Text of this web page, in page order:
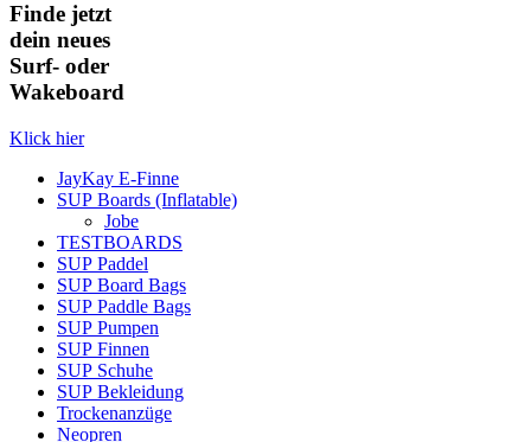
Finde jetzt
dein neues
Surf- oder
Wakeboard
Klick hier
JayKay E-Finne
SUP Boards (Inflatable)
Jobe
TESTBOARDS
SUP Paddel
SUP Board Bags
SUP Paddle Bags
SUP Pumpen
SUP Finnen
SUP Schuhe
SUP Bekleidung
Trockenanzüge
Neopren